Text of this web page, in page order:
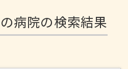
病院の検索結果